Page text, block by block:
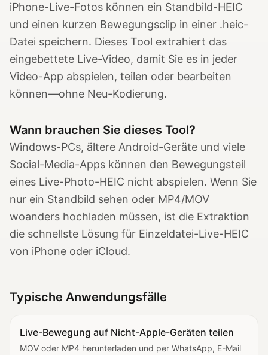
iPhone-Live-Fotos können ein Standbild-HEIC
und einen kurzen Bewegungsclip in einer .heic-
Datei speichern. Dieses Tool extrahiert das
eingebettete Live-Video, damit Sie es in jeder
Video-App abspielen, teilen oder bearbeiten
können—ohne Neu-Kodierung.
Wann brauchen Sie dieses Tool?
Windows-PCs, ältere Android-Geräte und viele
Social-Media-Apps können den Bewegungsteil
eines Live-Photo-HEIC nicht abspielen. Wenn Sie
nur ein Standbild sehen oder MP4/MOV
woanders hochladen müssen, ist die Extraktion
die schnellste Lösung für Einzeldatei-Live-HEIC
von iPhone oder iCloud.
Typische Anwendungsfälle
Live-Bewegung auf Nicht-Apple-Geräten teilen
MOV oder MP4 herunterladen und per WhatsApp, E-Mail